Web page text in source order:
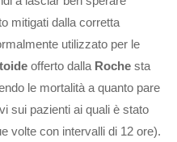
mitigati dalla corretta
utilizzato per le
offerto dalla Roche sta
le mortalità a quanto pare
sui pazienti ai quali è stato
volte con intervalli di 12 ore).